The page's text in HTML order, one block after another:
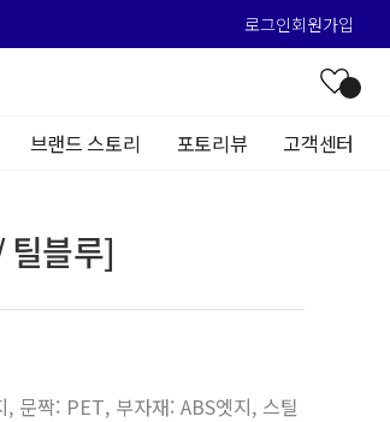
로그인회원가입
브랜드 스토리 포토리뷰 고객센터
틸블루]
문짝: PET, 부자재: ABS엣지, 스틸